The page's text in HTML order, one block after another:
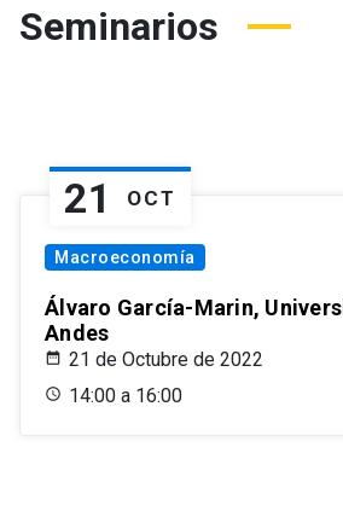
Seminarios
21 OCT
Macroeconomía
Álvaro García-Marin,
Andes
21 de Octubre de 2022
14:00 a 16:00